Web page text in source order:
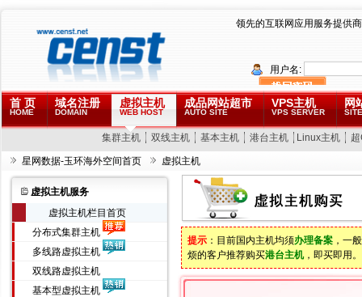
领先的互联网应用服务提供商
用户名:
首 页
HOME
域名注册
DOMAIN
虚拟主机
WEB HOST
成品网站超市
AUTO SITE
VPS主机
VPS SERVER
网
集群主机 双线主机 基本主机 港台主机 Linux主机
星网数据-玉环海外空间首页 虚拟主机
虚拟主机服务
虚拟主机栏目首页
分布式集群主机
多线路虚拟主机
双线路虚拟主机
基本型虚拟主机
提示 ：目前国内主机均须办理备案 ，一
烦的客户推荐购买港台主机，即买即用